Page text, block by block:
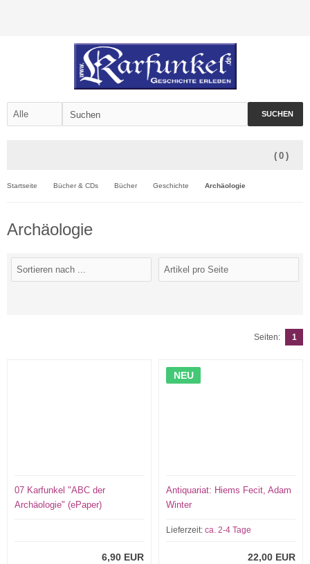
SUCHEN
( 0 )
Startseite Bücher & CDs Bücher Geschichte Archäologie
Archäologie
Seiten: 1
07 Karfunkel "ABC der
Archäologie" (ePaper)
6,90 EUR
NEU
Antiquariat: Hiems Fecit, Adam
Winter
Lieferzeit: ca. 2-4 Tage
22,00 EUR